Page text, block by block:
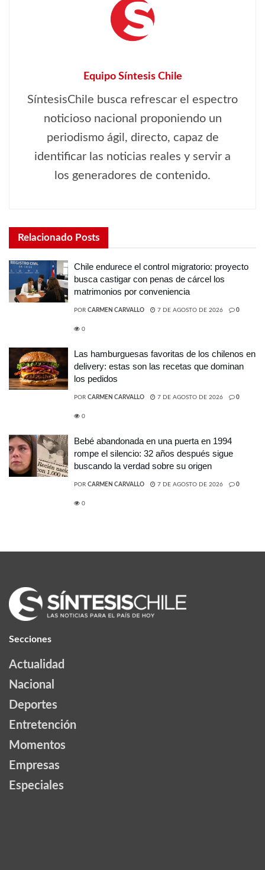
Equipo Síntesis Chile
SíntesisChile busca refrescar el espectro
noticioso nacional proponiendo un
periodismo ágil, directo, capaz de
identificar las noticias reales y servir a
los generadores de contenido.
Relacionado Posts
Chile endurece el control migratorio: proyecto
busca castigar con penas de cárcel los
matrimonios por conveniencia
POR CARMEN CARVALLO 7 DE AGOSTO DE 2026 0
0
Las hamburguesas favoritas de los chilenos en
delivery: estas son las recetas que dominan
los pedidos
POR CARMEN CARVALLO 7 DE AGOSTO DE 2026 0
0
Bebé abandonada en una puerta en 1994
rompe el silencio: 32 años después sigue
buscando la verdad sobre su origen
POR CARMEN CARVALLO 7 DE AGOSTO DE 2026 0
0
Secciones
Actualidad
Nacional
Deportes
Entretención
Momentos
Empresas
Especiales